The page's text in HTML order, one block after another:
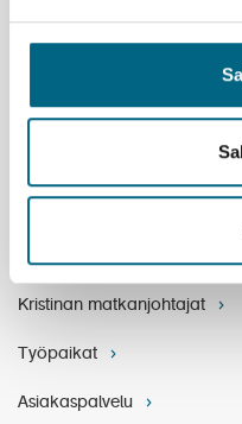
Meidän tarina
Kristinan matkanjohtajat
Työpaikat
Asiakaspalvelu